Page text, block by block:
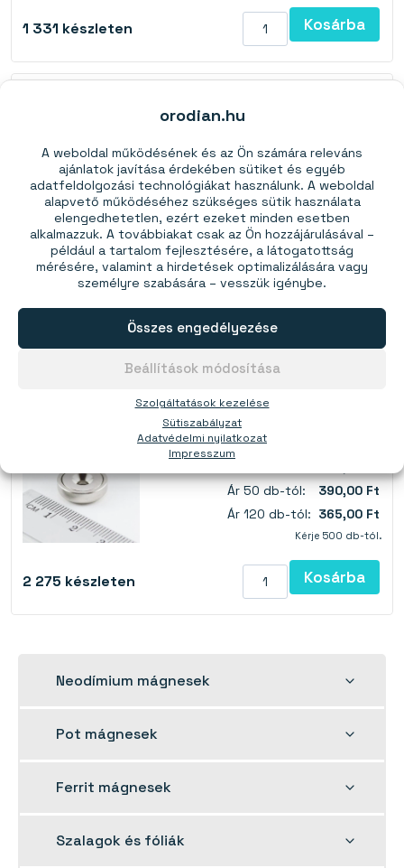
orodian.hu
A weboldal működésének és az Ön számára releváns
ajánlatok javítása érdekében sütiket és egyéb
adatfeldolgozási technológiákat használunk. A weboldal
alapvető működéséhez szükséges sütik használata
elengedhetetlen, ezért ezeket minden esetben
alkalmazzuk. A továbbiakat csak az Ön hozzájárulásával –
például a tartalom fejlesztésére, a látogatottság
mérésére, valamint a hirdetések optimalizálására vagy
személyre szabására – vesszük igénybe.
Szolgáltatások kezelése
Összes engedélyezése
Beállítások módosítása
Sütiszabályzat
Adatvédelmi nyilatkozat
Impresszum
1 331 készleten Kosárba
Ár 1 db-tól:
1285,00 Ft
Ár 10 db-tól:
1150,00 Ft
Ár 20 db-tól: 1050,00 Ft
Ár 50 db-tól:
965,00 Ft
Kérje 200 db-tól.
1 410készleten
Pot mágnes csavarlyukkal 16×5 mm - N38
Ár 1 db-tól:
Ár 50 db-tól:
390,00 Ft
Ár 120 db-tól: 365,00 Ft
Kérje 500 db-tól.
2 275 készleten Kosárba
Neodímium mágnesek
Toggle
Pot mágnesek
Toggle
Ferrit mágnesek
Toggle
Szalagok és fóliák
Toggle